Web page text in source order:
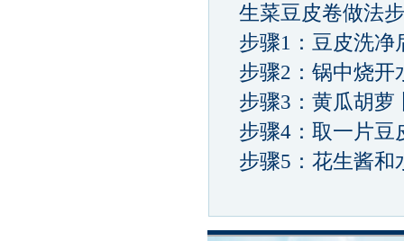
生菜豆皮卷做法
步骤1：豆皮洗净
步骤2：锅中烧开
步骤3：黄瓜胡萝
步骤4：取一片豆
步骤5：花生酱和